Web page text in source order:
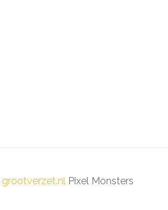
grootverzet.nl Pixel Monsters